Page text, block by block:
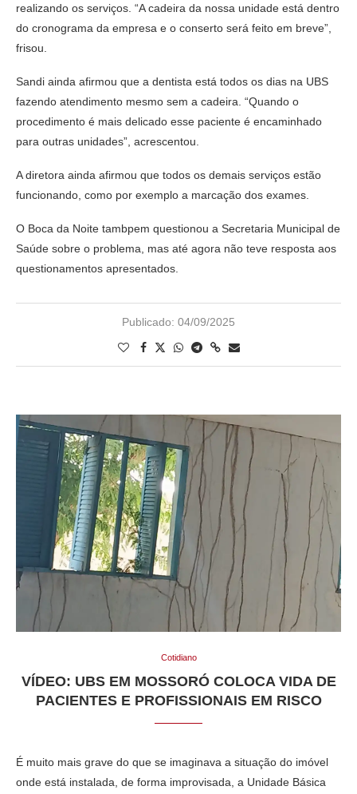
realizando os serviços. “A cadeira da nossa unidade está dentro
do cronograma da empresa e o conserto será feito em breve”,
frisou.
Sandi ainda afirmou que a dentista está todos os dias na UBS
fazendo atendimento mesmo sem a cadeira. “Quando o
procedimento é mais delicado esse paciente é encaminhado
para outras unidades”, acrescentou.
A diretora ainda afirmou que todos os demais serviços estão
funcionando, como por exemplo a marcação dos exames.
O Boca da Noite tambpem questionou a Secretaria Municipal de
Saúde sobre o problema, mas até agora não teve resposta aos
questionamentos apresentados.
Publicado: 04/09/2025
Cotidiano
VÍDEO: UBS EM MOSSORÓ COLOCA VIDA DE
PACIENTES E PROFISSIONAIS EM RISCO
É muito mais grave do que se imaginava a situação do imóvel
onde está instalada, de forma improvisada, a Unidade Básica